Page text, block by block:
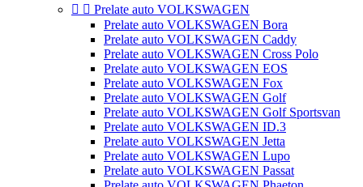
  Prelate auto VOLKSWAGEN
Prelate auto VOLKSWAGEN Bora
Prelate auto VOLKSWAGEN Caddy
Prelate auto VOLKSWAGEN Cross Polo
Prelate auto VOLKSWAGEN EOS
Prelate auto VOLKSWAGEN Fox
Prelate auto VOLKSWAGEN Golf
Prelate auto VOLKSWAGEN Golf Sportsvan
Prelate auto VOLKSWAGEN ID.3
Prelate auto VOLKSWAGEN Jetta
Prelate auto VOLKSWAGEN Lupo
Prelate auto VOLKSWAGEN Passat